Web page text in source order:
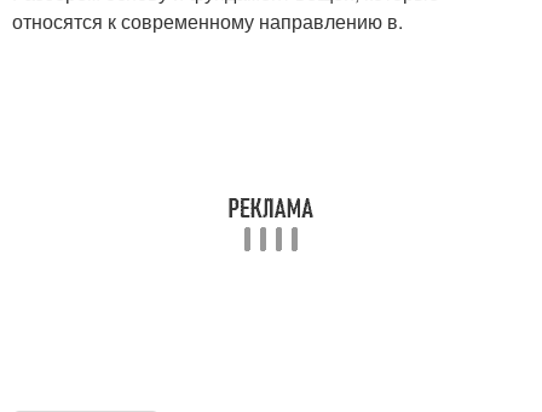
Прихожая со шкафом
относятся к современному направлению в.